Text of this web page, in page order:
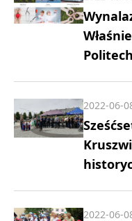
2022-06-
2022-06-